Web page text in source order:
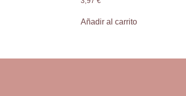
Añadir al carrito